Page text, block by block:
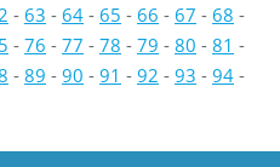
- 63 - 64 - 65 - 66 - 67 - 68 -
- 76 - 77 - 78 - 79 - 80 - 81 -
- 89 - 90 - 91 - 92 - 93 - 94 -